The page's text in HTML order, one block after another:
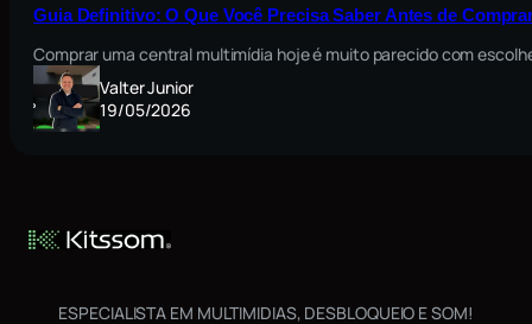
Guia Definitivo: O Que Você Precisa Saber Antes de
Comprar uma central multimídia hoje é muito parecido com
Valter Junior
19/05/2026
ESPECIALISTA EM MULTIMIDIAS, DESBLOQUEIO E SOM!